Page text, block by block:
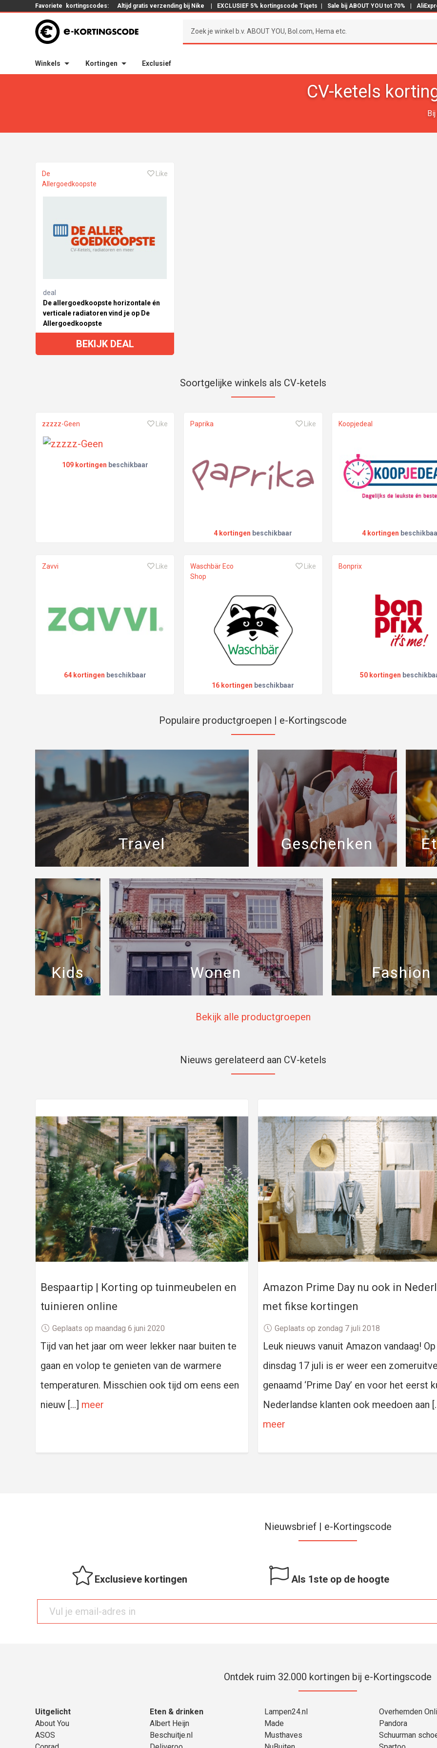
Favoriete kortingscodes: Altijd gratis verzending bij Nike EXCLUSIEF 5% kortingscode Tiqets Sale bij ABOUT YOU tot 70%
Winkels Kortingen Exclusief
CV-ketels
De
Allergoedkoopste
Like
deal
De allergoedkoopste horizontale én
verticale radiatoren vind je op De
Allergoedkoopste
BEKIJK DEAL
Soortgelijke winkels als CV-ketels
zzzzz-Geen Like
109 kortingen beschikbaar
Paprika Like
4 kortingen beschikbaar
Koopjedeal
4 kortingen
Zavvi Like
64 kortingen beschikbaar
Waschbär Eco
Shop
Like
16 kortingen beschikbaar
Bonprix
50 kortingen
Populaire productgroepen | e-Kortingscode
Travel Geschenken
Kids Wonen Fashion
Bekijk alle productgroepen
Nieuws gerelateerd aan CV-ketels
Bespaartip | Korting op tuinmeubelen en
tuinieren online
Geplaats op maandag 6 juni 2020
Tijd van het jaar om weer lekker naar buiten te
gaan en volop te genieten van de warmere
temperaturen. Misschien ook tijd om eens een
nieuw […] meer
Amazon Prime Day nu ook in
met fikse kortingen
Geplaats op zondag 7 juli 2018
Leuk nieuws vanuit Amazon vandaag! Op
dinsdag 17 juli is er weer een
genaamd ‘Prime Day’ en voor het eerst
Nederlandse klanten ook meedoen aan
meer
Nieuwsbrief | e-Kortingscode
Exclusieve kortingen Als 1ste op de hoogte
Ontdek ruim 32.000 kortingen bij e-Kortingscode
Uitgelicht
About You
ASOS
Eten & drinken
Albert Heijn
Beschuitje.nl
Lampen24.nl
Made
Musthaves
Overhemden
Pandora
Schuurman